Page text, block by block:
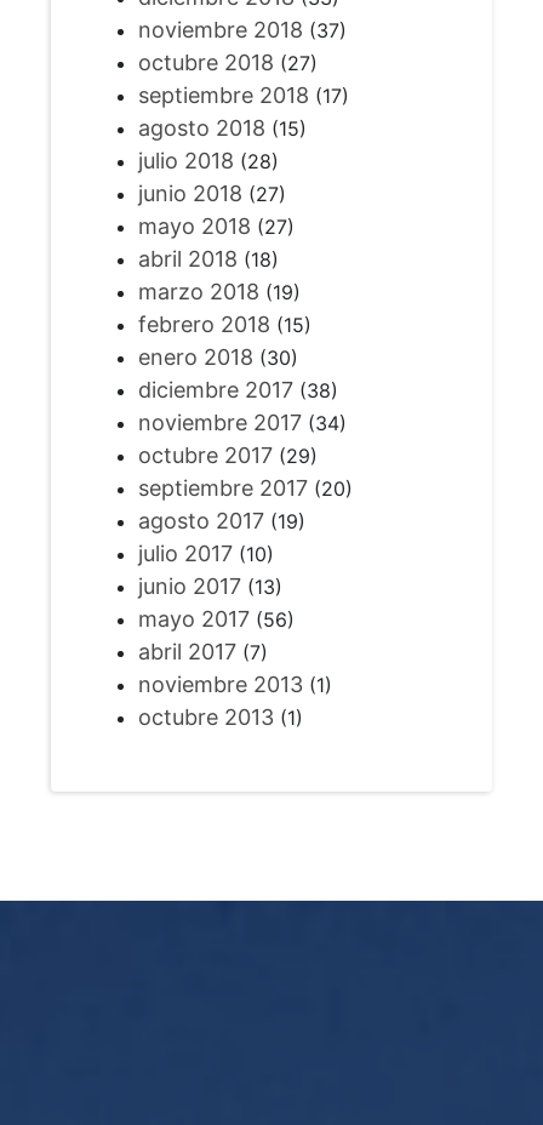
noviembre 2018 (37)
octubre 2018 (27)
septiembre 2018 (17)
agosto 2018 (15)
julio 2018 (28)
junio 2018 (27)
mayo 2018 (27)
abril 2018 (18)
marzo 2018 (19)
febrero 2018 (15)
enero 2018 (30)
diciembre 2017(38)
noviembre 2017(34)
octubre 2017(29)
septiembre 2017(20)
agosto 2017(19)
julio 2017(10)
junio 2017(13)
mayo 2017(56)
abril 2017(7)
noviembre 2013(1)
octubre 2013(1)